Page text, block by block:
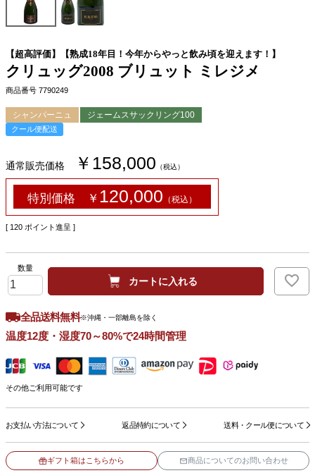
【超高評価】【熟成18年目！今年からやっと飲み頃を迎えます！】
クリュッグ2008 ブリュット ミレジメ
商品番号 7790249
シャンパーニュ ジェームスサックリング100
クール便配送
通常販売価格 ￥158,000 （税込）
特別価格 ￥ 120,000 （税込）
[ 120 ポイント進呈 ]
カートに入れる
全品送料無料※沖縄・一部離島を除く
温度12度・湿度70～80%で24時間管理
その他ご利用可能です
お支払い方法について 返品特約について 送料・クール便について
ギフト箱はこちらから 商品についてのお問い合わせ